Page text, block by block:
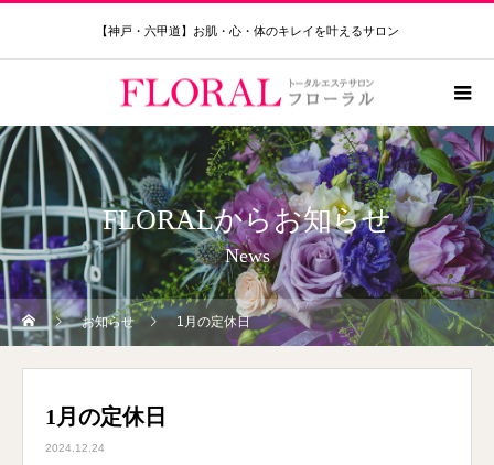
【神戸・六甲道】お肌・心・体のキレイを叶えるサロン
FLORALからお知らせ
News
お知らせ 1月の定休日
1月の定休日
2024.12.24